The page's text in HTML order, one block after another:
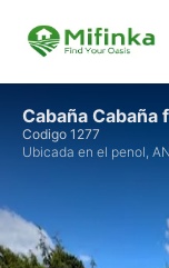
Cabaña Cabaña
Codigo 1277
Ubicada en el penol,